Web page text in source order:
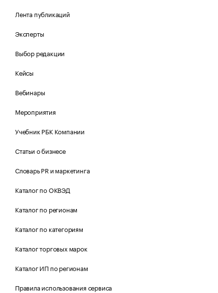
Лента публикаций
Эксперты
Выбор редакции
Кейсы
Вебинары
Мероприятия
Учебник РБК Компании
Статьи о бизнесе
Словарь PR и маркетинга
Каталог по ОКВЭД
Каталог по регионам
Каталог по категориям
Каталог торговых марок
Каталог ИП по регионам
Правила использования сервиса